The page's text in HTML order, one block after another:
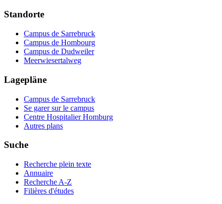
Standorte
Campus de Sarrebruck
Campus de Hombourg
Campus de Dudweiler
Meerwiesertalweg
Lagepläne
Campus de Sarrebruck
Se garer sur le campus
Centre Hospitalier Homburg
Autres plans
Suche
Recherche plein texte
Annuaire
Recherche A-Z
Filières d'études